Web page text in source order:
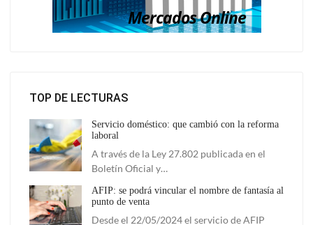
TOP DE LECTURAS
Servicio doméstico: que cambió con la reforma
laboral
A través de la Ley 27.802 publicada en el
Boletín Oficial y…
AFIP: se podrá vincular el nombre de fantasía al
punto de venta
Desde el 22/05/2024 el servicio de AFIP